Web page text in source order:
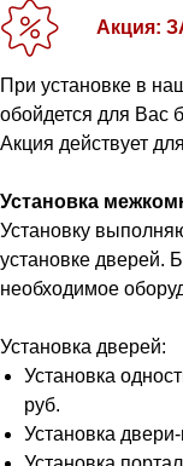
Акция:
При установке в
обойдется для Вас
Акция действует
Установка
Установку
установке дверей.
необходимое
Установка дверей:
Установка
руб.
Установка